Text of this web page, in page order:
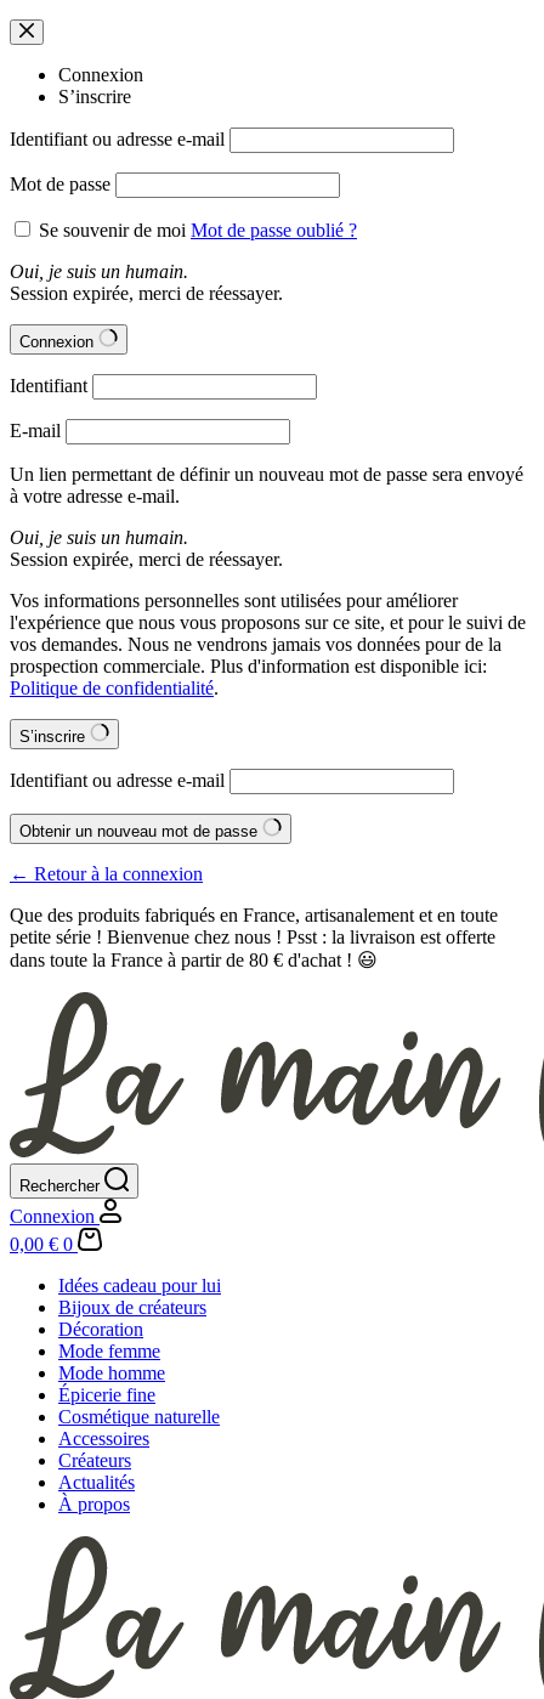
Connexion
S’inscrire
Identifiant ou adresse e-mail
Mot de passe
Se souvenir de moi Mot de passe oublié ?
Oui, je suis un humain.
Session expirée, merci de réessayer.
Connexion
Identifiant
E-mail
Un lien permettant de définir un nouveau mot de passe sera envoyé
à votre adresse e-mail.
Oui, je suis un humain.
Session expirée, merci de réessayer.
Vos informations personnelles sont utilisées pour améliorer
l'expérience que nous vous proposons sur ce site, et pour le suivi de
vos demandes. Nous ne vendrons jamais vos données pour de la
prospection commerciale. Plus d'information est disponible ici:
Politique de confidentialité.
S’inscrire
Identifiant ou adresse e-mail
Obtenir un nouveau mot de passe
← Retour à la connexion
Que des produits fabriqués en France, artisanalement et en toute
petite série ! Bienvenue chez nous ! Psst : la livraison est offerte
dans toute la France à partir de 80 € d'achat ! 😃
Rechercher
Connexion
Panier
d’achat
0,00 € 0
Idées cadeau pour lui
Bijoux de créateurs
Décoration
Mode femme
Mode homme
Épicerie fine
Cosmétique naturelle
Accessoires
Créateurs
Actualités
À propos